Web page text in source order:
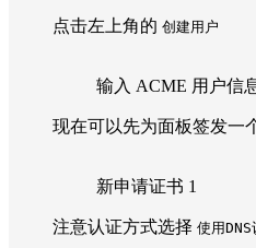
点击左上角的 创建用户
输入 ACME 用户信
现在可以先为面板签发一
新申请证书 1
注意认证方式选择 使用DNS